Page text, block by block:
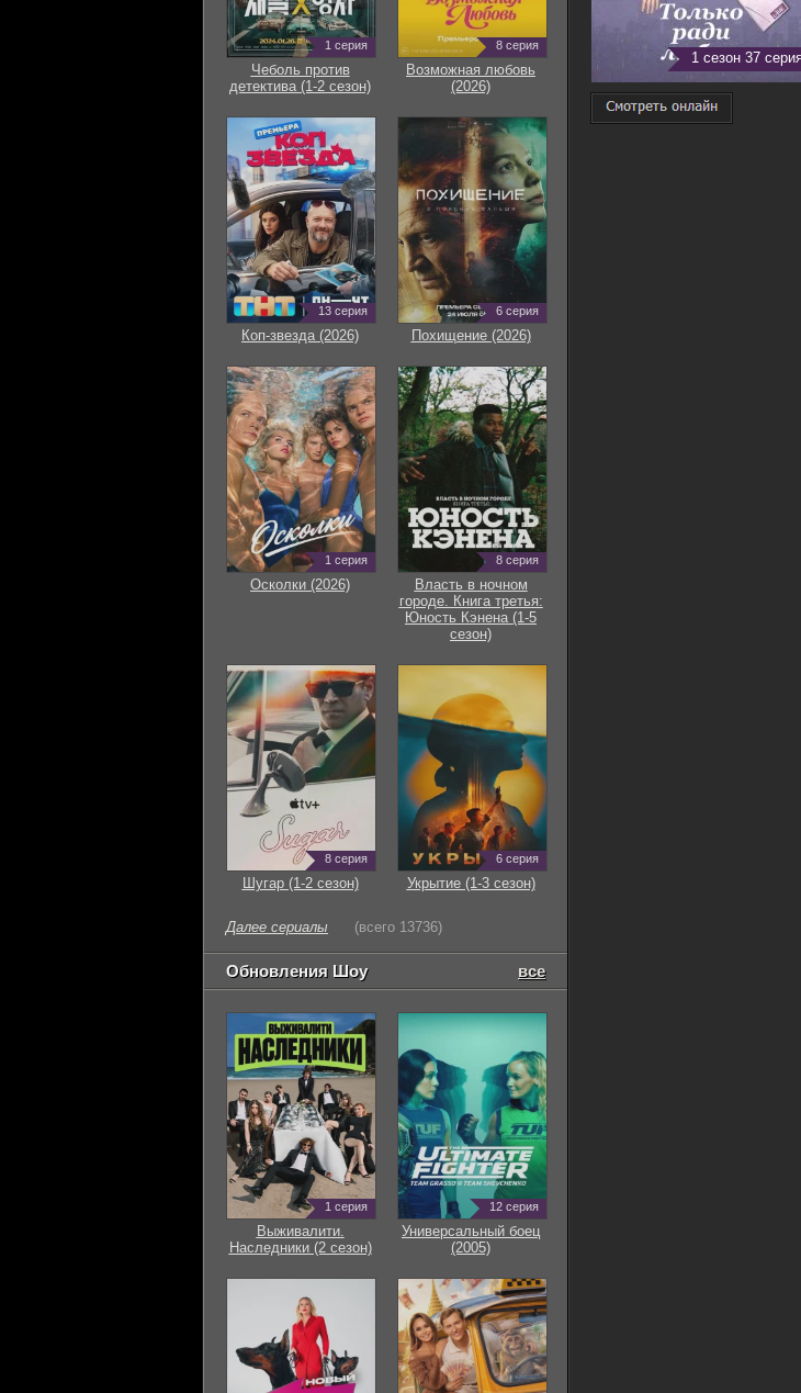
1 сезон 37
1 серия
Чеболь против
детектива (1-2 сезон)
8 серия
Возможная любовь
(2026)
13 серия
Коп-звезда (2026)
6 серия
Похищение (2026)
1 серия
Осколки (2026)
8 серия
Власть в ночном
городе. Книга третья:
Юность Кэнена (1-5
сезон)
8 серия
Шугар (1-2 сезон)
6 серия
Укрытие (1-3 сезон)
Далее сериалы (всего 13736)
Обновления Шоу все
1 серия
Выживалити.
Наследники (2 сезон)
12 серия
Универсальный боец
(2005)